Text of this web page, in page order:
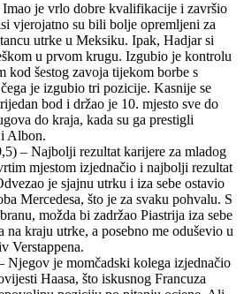
Imao je vrlo dobre kvalifikacije i završio
vjerojatno su bili bolje opremljeni za
utrke u Meksiku. Ipak, Hadjar si
u prvom krugu. Izgubio je kontrolu
kod šestog zavoja tijekom borbe s
je izgubio tri pozicije. Kasnije se
bod i držao je 10. mjesto sve do
do kraja, kada su ga prestigli
Albon.
– Najbolji rezultat karijere za mladog
mjestom izjednačio i najbolji rezultat
je sjajnu utrku i iza sebe ostavio
Mercedesa, što je za svaku pohvalu. S
možda bi zadržao Piastrija iza sebe
na kraju utrke, a posebno me oduševio u
Verstappena.
Njegov je momčadski kolega izjednačio
Haasa, što iskusnog Francuza